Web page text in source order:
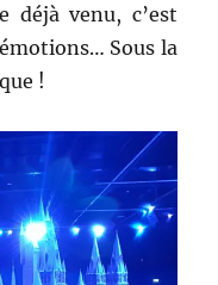
déjà venu, c’est
Sous la
!